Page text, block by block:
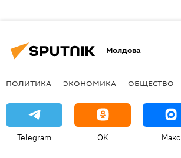
Молдова
ПОЛИТИКА ЭКОНОМИКА ОБЩЕСТВО
Telegram OK Макс